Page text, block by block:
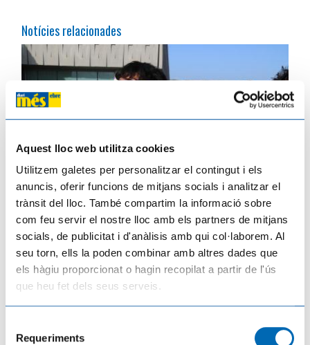
Aquest lloc web utilitza cookies
Utilitzem galetes per personalitzar el contingut i els
anuncis, oferir funcions de mitjans socials i analitzar el
trànsit del lloc. També compartim la informació sobre
com feu servir el nostre lloc amb els partners de mitjans
socials, de publicitat i d'anàlisis amb qui col·laborem. Al
seu torn, ells la poden combinar amb altres dades que
els hàgiu proporcionat o hagin recopilat a partir de l'ús
que heu fet dels seus serveis.
Requeriments
Notícies relacionades
El Meteocat desplega un dispositiu especial per estudiar els efectes de l'eclipsi
en l'atmosfera
08/08/2026